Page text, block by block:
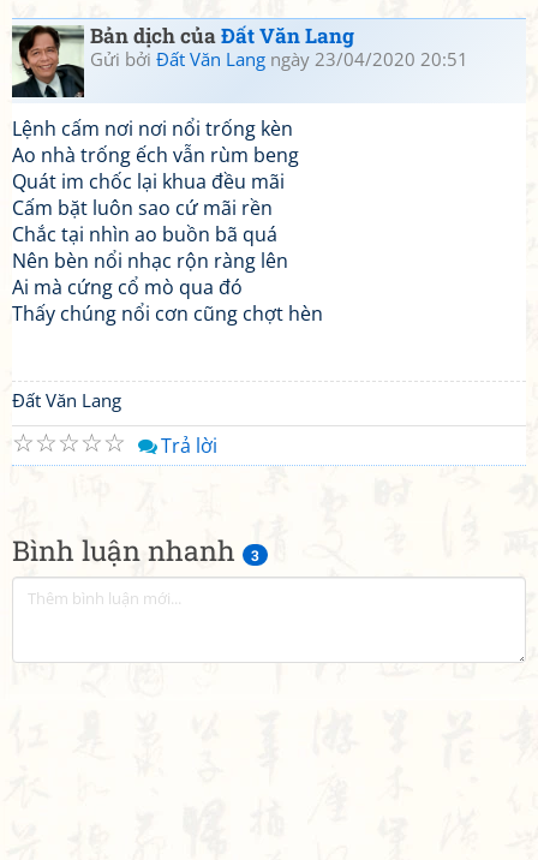
Bình luận nhanh 3
Bản dịch củaĐất Văn Lang
Gửi bởi Đất Văn Lang ngày 23/04/2020 20:51
Lệnh cấm nơi nơi nổi trống kèn
Ao nhà trống ếch vẫn rùm beng
Quát im chốc lại khua đều mãi
Cấm bặt luôn sao cứ mãi rền
Chắc tại nhìn ao buồn bã quá
Nên bèn nổi nhạc rộn ràng lên
Ai mà cứng cổ mò qua đó
Thấy chúng nổi cơn cũng chợt hèn
Đất Văn Lang
☆
☆
☆
☆
☆ Trả lời